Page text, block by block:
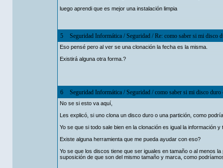
luego aprendi que es mejor una instalación limpia
5 Seguridad Informática/Seguridad/Re: como saber si mi disco
Eso pensé pero al ver se una clonación la fecha es la misma.
Existirá alguna otra forma.?
6 Seguridad Informática/Seguridad/como saber si mi disco duro
No se si esto va aquí,
Les explicó, si uno clona un disco duro o una partición, como
Yo se que si todo sale bien en la clonación es igual la información y
Existe alguna herramienta que me pueda ayudar con eso?
Yo se que los discos tiene que ser iguales en tamaño o al menos
suposición de que son del mismo tamaño y marca, como